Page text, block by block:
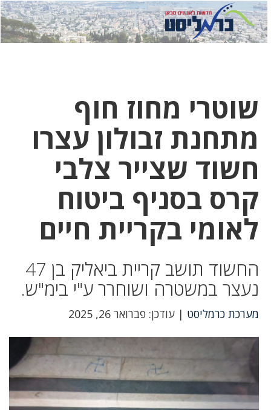
לחץ
כאן
לחץ
כדי
שוטרי מחוז חוף
מתחנת זבולון עצרו
חשוד שצייר צלבי
קרס בסניף ביטוח
לאומי בקריית חיים
החשוד תושב קריית ביאליק בן 47
נעצר במשטרה ושוחרר ע"י בימ"ש.
מערכת כרמליסט | עודכן: פברואר 26, 2025